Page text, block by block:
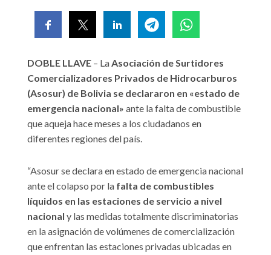
DOBLE LLAVE – LaAsociación de Surtidores
Comercializadores Privados de Hidrocarburos
(Asosur) de Bolivia se declararon en «estado de
emergencia nacional» ante la falta de combustible
que aqueja hace meses a los ciudadanos en
diferentes regiones del país.
“Asosur se declara en estado de emergencia nacional
ante el colapso por la falta de combustibles
líquidos en las estaciones de servicio a nivel
nacional y las medidas totalmente discriminatorias
en la asignación de volúmenes de comercialización
que enfrentan las estaciones privadas ubicadas en